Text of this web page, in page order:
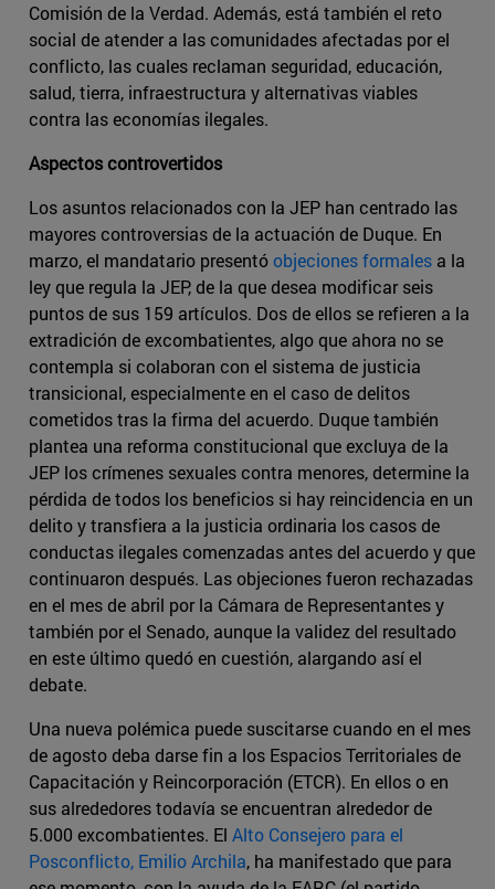
Comisión de la Verdad. Además, está también el reto
social de atender a las comunidades afectadas por el
conflicto, las cuales reclaman seguridad, educación,
salud, tierra, infraestructura y alternativas viables
contra las economías ilegales.
Aspectos controvertidos
Los asuntos relacionados con la JEP han centrado las
mayores controversias de la actuación de Duque. En
marzo, el mandatario presentóobjeciones formales a la
ley que regula la JEP, de la que desea modificar seis
puntos de sus 159 artículos. Dos de ellos se refieren a la
extradición de excombatientes, algo que ahora no se
contempla si colaboran con el sistema de justicia
transicional, especialmente en el caso de delitos
cometidos tras la firma del acuerdo. Duque también
plantea una reforma constitucional que excluya de la
JEP los crímenes sexuales contra menores, determine la
pérdida de todos los beneficios si hay reincidencia en un
delito y transfiera a la justicia ordinaria los casos de
conductas ilegales comenzadas antes del acuerdo y que
continuaron después. Las objeciones fueron rechazadas
en el mes de abril por la Cámara de Representantes y
también por el Senado, aunque la validez del resultado
en este último quedó en cuestión, alargando así el
debate.
Una nueva polémica puede suscitarse cuando en el mes
de agosto deba darse fin a los Espacios Territoriales de
Capacitación y Reincorporación (ETCR). En ellos o en
sus alrededores todavía se encuentran alrededor de
5.000 excombatientes. El Alto Consejero para el
Posconflicto, Emilio Archila, ha manifestado que para